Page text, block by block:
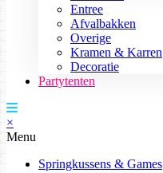
Entree
Afvalbakken
Overige
Kramen & Karren
Decoratie
Partytenten
×
Menu
Springkussens & Games